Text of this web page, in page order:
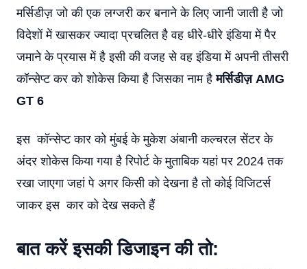
मर्सिडीज़ जो की एक लग्जरी कर बनाने के लिए जानी जाती है जो
विदेशों में खासकर ज्यादा प्रचलित है वह धीरे-धीरे इंडिया में पैर
जमाने के प्रयास में है इसी की वजह से वह इंडिया में अपनी तीसरी
कॉन्सेप्ट कर को शोकेस किया है जिसका नाम हैमर्सिडीज़ AMG
GT 6
इस कॉन्सेप्ट कार को मुंबई के मुकेश अंबानी कल्चरल सेंटर के
अंदर शोकेस किया गया है रिपोर्ट के मुताबिक यहां पर 2024 तक
रखा जाएगा जहां पे अगर किसी को देखना है तो कोई विजिटर्स
जाकर इस कार को देख सकते हैं
बात करें इसकी डिजाइन की तो: